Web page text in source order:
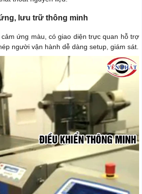
lưu trữ thông minh
ứng màu, có giao diện trực quan hỗ trợ
người vận hành dễ dàng setup, giám sát.